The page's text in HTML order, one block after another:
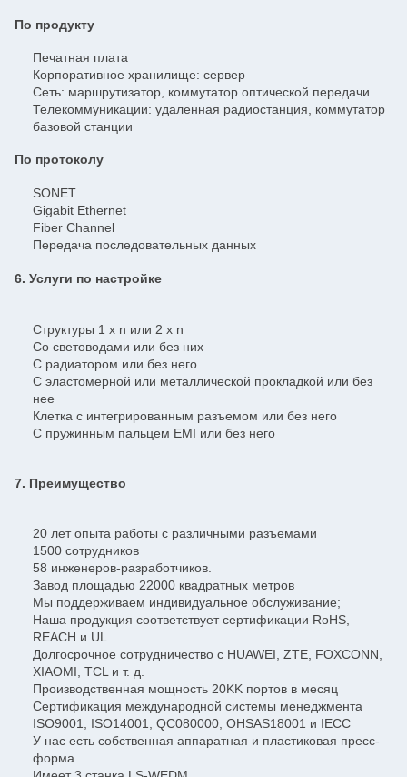
По продукту
Печатная плата
Корпоративное хранилище: сервер
Сеть: маршрутизатор, коммутатор оптической передачи
Телекоммуникации: удаленная радиостанция, коммутатор
базовой станции
По протоколу
SONET
Gigabit Ethernet
Fiber Channel
Передача последовательных данных
6. Услуги по настройке
Структуры 1 x n или 2 x n
Со световодами или без них
С радиатором или без него
С эластомерной или металлической прокладкой или без
нее
Клетка с интегрированным разъемом или без него
С пружинным пальцем EMI или без него
7. Преимущество
20 лет опыта работы с различными разъемами
1500 сотрудников
58 инженеров-разработчиков.
Завод площадью 22000 квадратных метров
Мы поддерживаем индивидуальное обслуживание;
Наша продукция соответствует сертификации RoHS,
REACH и UL
Долгосрочное сотрудничество с HUAWEI, ZTE, FOXCONN,
XIAOMI, TCL и т. д.
Производственная мощность 20KK портов в месяц
Сертификация международной системы менеджмента
ISO9001, ISO14001, QC080000, OHSAS18001 и IECC
У нас есть собственная аппаратная и пластиковая пресс-
форма